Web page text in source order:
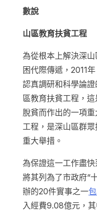
數說
山區教育扶貧工程
為從根本上解決深
困代際傳遞，2011
認真調研和科學論
區教育扶貧工程，
脫貧而作出的一項
工程，是深山區群
重大舉措。
為保證這一工作盡
將其列為了市政府“
辦的20件實事之一
入經費9.08億元，